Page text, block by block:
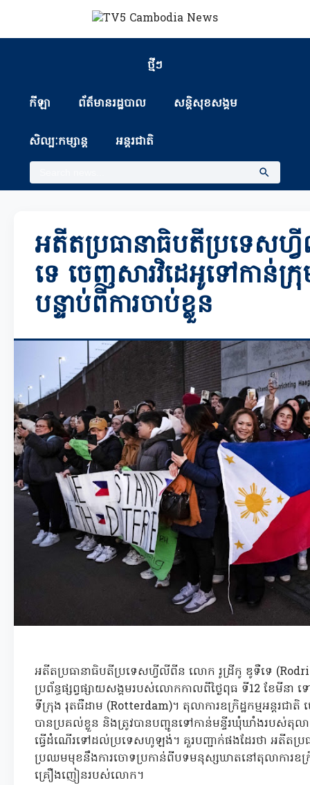
ថ្មីៗ
កីឡា ព័ត៏មានរដ្ឋបាល សន្តិសុខសង្គម
សិល្បៈកម្សាន្ត អន្តរជាតិ
អតីតប្រធានាធិបតីប្រទេស
ទេ ចេញសារវិដេអូទៅកាន់ក្រុ
បន្ទាប់ពីការចាប់ខ្លួន
អតីតប្រធានាធិបតីប្រទេសហ្វីលីពីន លោក រូដ្រីកូ ឌូទឺទេ
ប្រព័ន្ធផ្សព្វផ្សាយសង្គមរបស់លោកកាលពីថ្ងៃពុធ ទី12 ខែមីនា
ទីក្រុង រុតធឺដាម (Rotterdam)។ តុលាការឧក្រិដ្ឋកម្មអន្តរ
បានប្រគល់ខ្លួន និងត្រូវបានបញ្ជូនទៅកាន់មន្ទីរឃុំឃាំងរបស់តុលាក
ធ្វើដំណើរទៅដល់ប្រទេសហូឡង់។ គួរបញ្ជាក់ផងដែរថា អតីតប្
ប្រឈមមុខនឹងការចោទប្រកាន់ពីបទមនុស្សឃាតនៅតុលាការឧក្រិដ្
គ្រឿងញៀនរបស់លោក។